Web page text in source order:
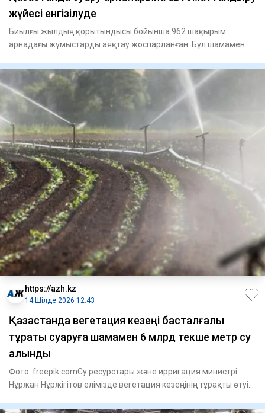
жүйесі енгізілуде
Биылғы жылдың қорытындысы бойынша 962 шақырым
арнадағы жұмыстарды аяқтау жоспарланған. Бұл шамамен
https://azh.kz
14 Шілде 2026 12:43
Қазақстанда вегетация кезеңі басталғалы
тұрақты суаруға шамамен 6 млрд текше метр су
алынды
Фото: freepik.comСу ресурстары және ирригация министрі
Нұржан Нұржігітов елімізде вегетация кезеңінің тұрақты өтуін